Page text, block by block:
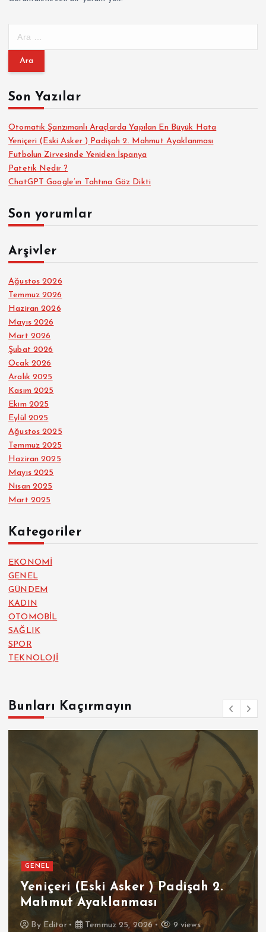
m
:Son Yazılar
Otomatik Şanzımanlı Araçlarda Yapılan En Büyük Hata
Yeniçeri (Eski Asker ) Padişah 2. Mahmut Ayaklanması
Futbolun Zirvesinde Yeniden İspanya
Patetik Nedir ?
ChatGPT Google’ın Tahtına Göz Dikti
Son yorumlar
Arşivler
Ağustos 2026
Temmuz 2026
Haziran 2026
Mayıs 2026
Mart 2026
Şubat 2026
Ocak 2026
Aralık 2025
Kasım 2025
Ekim 2025
Eylül 2025
Ağustos 2025
Temmuz 2025
Haziran 2025
Mayıs 2025
Nisan 2025
Mart 2025
Kategoriler
EKONOMİ
GENEL
GÜNDEM
KADIN
OTOMOBİL
SAĞLIK
SPOR
TEKNOLOJİ
Bunları Kaçırmayın
Asker ) Padişah 2.
Temmuz 25, 2026 9 views
SPOR
Futbolun
İspanya
By